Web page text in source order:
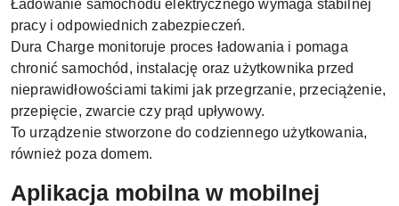
Ładowanie samochodu elektrycznego wymaga stabilnej
pracy i odpowiednich zabezpieczeń.
Dura Charge monitoruje proces ładowania i pomaga
chronić samochód, instalację oraz użytkownika przed
nieprawidłowościami takimi jak przegrzanie, przeciążenie,
przepięcie, zwarcie czy prąd upływowy.
To urządzenie stworzone do codziennego użytkowania,
również poza domem.
Aplikacja mobilna w mobilnej